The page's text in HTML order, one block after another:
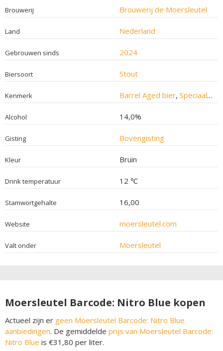
Brouwerij Brouwerij de Moersleutel
Land Nederland
Gebrouwen sinds 2024
Biersoort Stout
Kenmerk Barrel Aged bier, Speciaalbier
Alcohol 14,0%
Gisting Bovengisting
Kleur Bruin
Drink temperatuur 12 ℃
Stamwortgehalte 16,00
Website moersleutel.com
Valt onder Moersleutel
Moersleutel Barcode: Nitro Blue kopen
Actueel zijn er geen Moersleutel Barcode: Nitro Blue
aanbiedingen. De gemiddelde prijs van Moersleutel Barcode:
Nitro Blue is €31,80 per liter.